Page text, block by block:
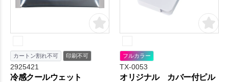
カートン割れ不可 印刷不可
2925421
冷感クールウェット
フルカラー
TX-0053
オリジナル カバー付ピル